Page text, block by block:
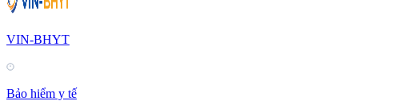
VIN-BHYT
Bảo hiểm y tế